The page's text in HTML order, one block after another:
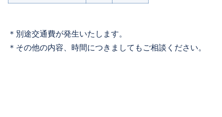
■ 個人情報の安全対策
＊別途交通費が発生いたします。
＊その他の内容、時間につきましてもご相談ください。